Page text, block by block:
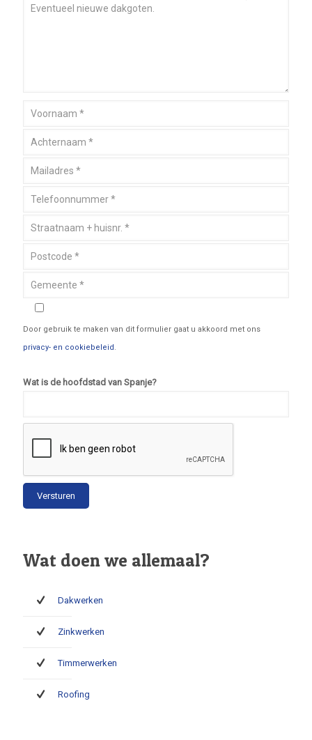
Door gebruik te maken van dit formulier gaat u akkoord met ons
privacy- en cookiebeleid.
Wat is de hoofdstad van Spanje?
Wat doen we allemaal?
Dakwerken
Zinkwerken
Timmerwerken
Roofing